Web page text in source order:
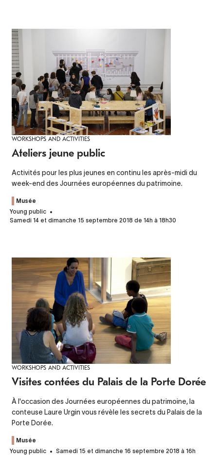
WORKSHOPS AND ACTIVITIES
Ateliers jeune public
Activités pour les plus jeunes en continu les après-midi du
week-end des Journées européennes du patrimoine.
Musée
Young public
Samedi 14 et dimanche 15 septembre 2018 de 14h à 18h30
WORKSHOPS AND ACTIVITIES
Visites contées du Palais de la Porte Dorée
À l'occasion des Journées européennes du patrimoine, la
conteuse Laure Urgin vous révèle les secrets du Palais de la
Porte Dorée.
Musée
Young public
Samedi 15 et dimanche 16 septembre 2018 à 16h